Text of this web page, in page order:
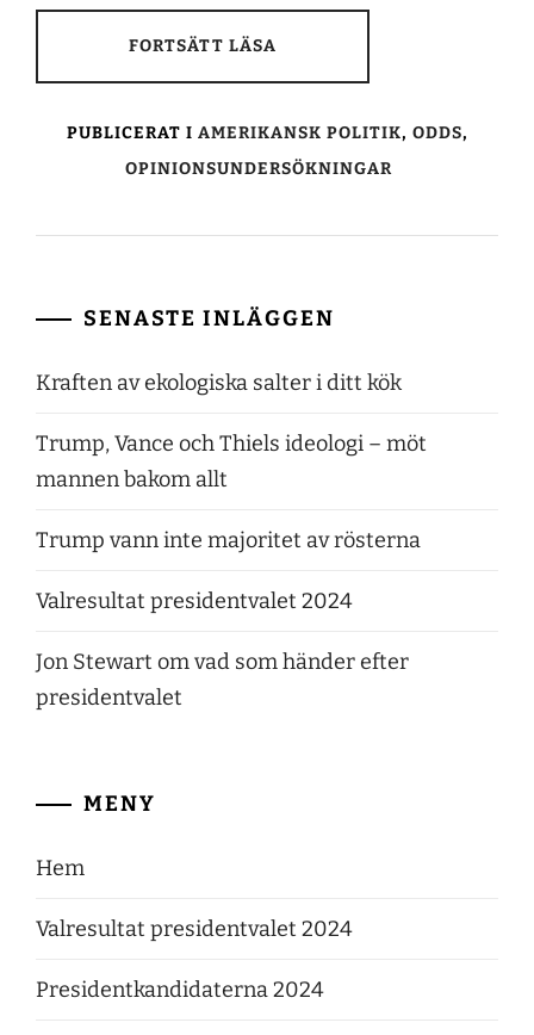
FORTSÄTT LÄSA
PUBLICERAT I AMERIKANSK POLITIK, ODDS,
OPINIONSUNDERSÖKNINGAR
SENASTE INLÄGGEN
Kraften av ekologiska salter i ditt kök
Trump, Vance och Thiels ideologi – möt
mannen bakom allt
Trump vann inte majoritet av rösterna
Valresultat presidentvalet 2024
Jon Stewart om vad som händer efter
presidentvalet
MENY
Hem
Valresultat presidentvalet 2024
Presidentkandidaterna 2024